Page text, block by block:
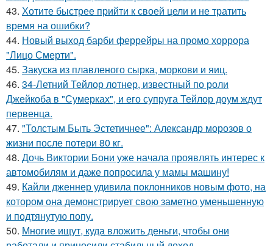
43. Хотите быстрее прийти к своей цели и не тратить
время на ошибки?
44. Новый выход барби феррейры на промо хоррора
"Лицо Смерти".
45. Закуска из плавленого сырка, моркови и яиц.
46. 34-Летний Тейлор лотнер, известный по роли
Джейкоба в "Сумерках", и его супруга Тейлор доум ждут
первенца.
47. "Толстым Быть Эстетичнее": Александр морозов о
жизни после потери 80 кг.
48. Дочь Виктории Бони уже начала проявлять интерес к
автомобилям и даже попросила у мамы машину!
49. Кайли дженнер удивила поклонников новым фото, на
котором она демонстрирует свою заметно уменьшенную
и подтянутую попу.
50. Многие ищут, куда вложить деньги, чтобы они